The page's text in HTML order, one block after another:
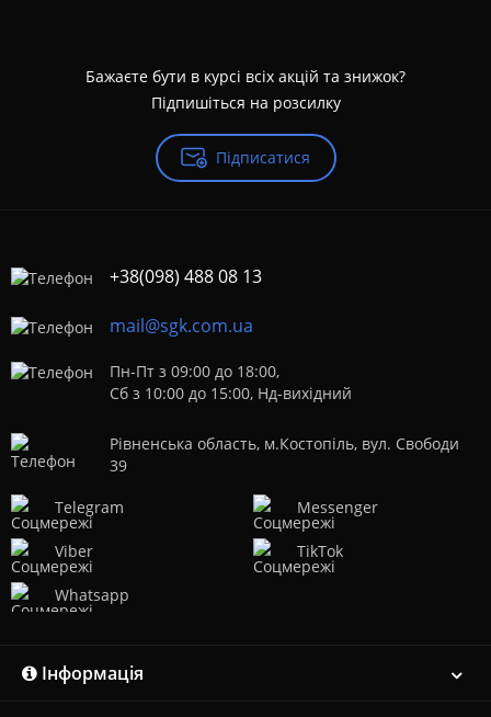
Бажаєте бути в курсі всіх акцій та знижок?
Підпишіться на розсилку
Підписатися
+38(098) 488 08 13
mail@sgk.com.ua
Пн-Пт з 09:00 до 18:00,
Сб з 10:00 до 15:00, Нд-вихідний
Рівненська область, м.Костопіль, вул. Свободи
39
Telegram
Viber
Whatsapp
Messenger
TikTok
Інформація